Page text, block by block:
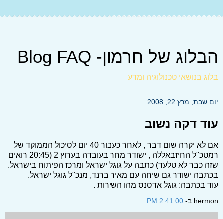
הבלוג של חרמון- Blog FAQ
בלוג בנושאי טכנולוגיה ומדע
יום שבת, מרץ 22, 2008
עוד דקה נשוב
אם לא יקרה שום דבר , לאחר כעבור 40 יום לסיכול הממוקד של
רמטכ"ל החיזבאללה , ישודר מחר בעובדה בערוץ 2 (20:45 רואים
שזה כבר לא טלעד) כתבה על גוגל ישראל ומרכז הפיתוח בישראל.
בכתבה ישודר גם שיחה עם מאיר ברנד, מנכ"ל גוגל ישראל.
עוד בכתבה: גוגל אדסנס מהו השירות .
hermon ב- 2:41:00 PM